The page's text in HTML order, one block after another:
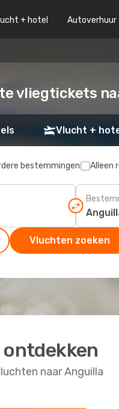
+ hotel Autoverhuur
vliegtickets
Vlucht +
bestemmingen Alleen
Vluchten zoeken
ontdekken
naar Anguilla